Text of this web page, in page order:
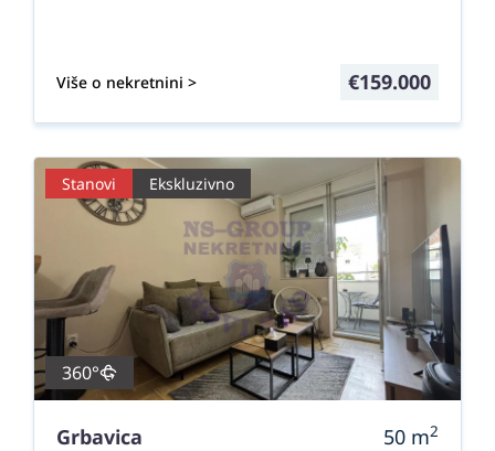
Više o nekretnini > €159.000
Stanovi Ekskluzivno
360°
Grbavica 50 m2